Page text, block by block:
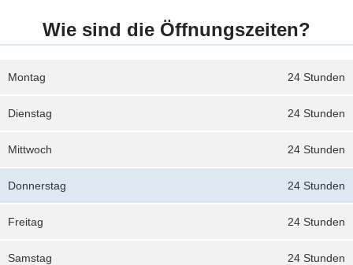
Wie sind die Öffnungszeiten?
24 Stunden
Montag
24 Stunden
Dienstag
24 Stunden
Mittwoch
24 Stunden
Donnerstag
24 Stunden
Freitag
24 Stunden
Samstag